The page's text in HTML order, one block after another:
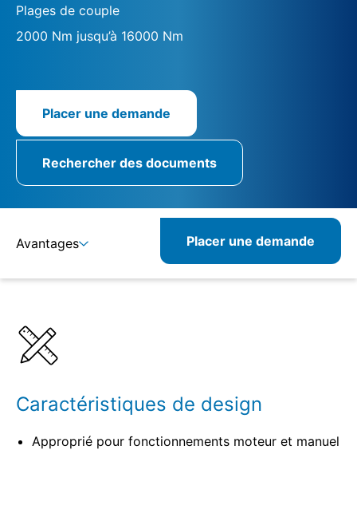
Plages de couple
2000 Nm jusqu’à 16000 Nm
Placer une demande
Rechercher des documents
Avantages Placer une demande
Caractéristiques de design
Approprié pour fonctionnements moteur et manuel